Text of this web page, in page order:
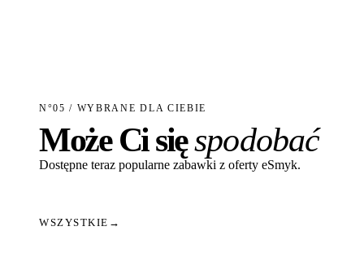
N°05 / WYBRANE DLA CIEBIE
Może Ci sięspodobać
Dostępne teraz popularne zabawki z oferty eSmyk.
WSZYSTKIE →